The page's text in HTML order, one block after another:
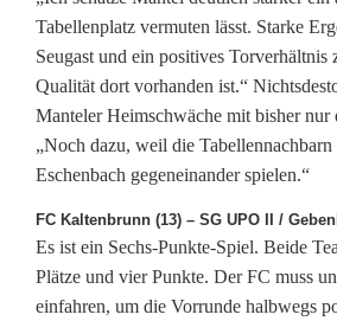
Tabellenplatz vermuten lässt. Starke
Seugast und ein positives Torverhältnis
Qualität dort vorhanden ist.“
Manteler Heimschwäche mit bisher nur
„Noch dazu, weil die
Eschenbach gegeneinander spielen.“
FC Kaltenbrunn (13) – SG UPO II /
Es ist ein Sechs-Punkte-Spiel. Beide
Plätze und vier Punkte. Der FC muss
einfahren, um die Vorrunde halbwegs